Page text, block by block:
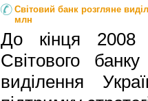
Світовий банк розгляне
млн
До кінця 2008
Світового
виділення